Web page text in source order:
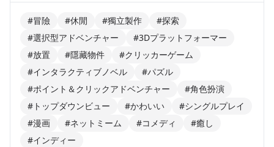
#冒險 #休閒 #獨立製作
#探索
#選択型アドベンチャー
#3Dプラットフォーマー
#放置
#隱藏物件
#クリッカーゲーム
#インタラクティブノベル
#パズル
#ポイント＆クリックアドベンチャー
#角色扮演
#トップダウンビュー
#かわいい
#シングルプレイ
#漫画
#ネットミーム #コメディ
#癒し
#インディー